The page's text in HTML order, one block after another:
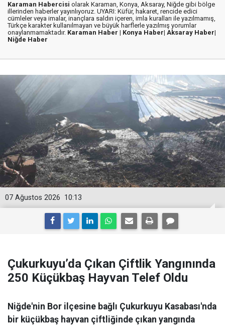
Karaman Habercisi olarak Karaman, Konya, Aksaray, Niğde gibi bölge
illerinden haberler yayınlıyoruz. UYARI: Küfür, hakaret, rencide edici
cümleler veya imalar, inançlara saldırı içeren, imla kuralları ile yazılmamış,
Türkçe karakter kullanılmayan ve büyük harflerle yazılmış yorumlar
onaylanmamaktadır. Karaman Haber | Konya Haber| Aksaray Haber|
Niğde Haber
10:13
07 Ağustos 2026
Çukurkuyu’da Çıkan Çiftlik Yangınında
250 Küçükbaş Hayvan Telef Oldu
Niğde'nin Bor ilçesine bağlı Çukurkuyu Kasabası'nda
bir küçükbaş hayvan çiftliğinde çıkan yangında